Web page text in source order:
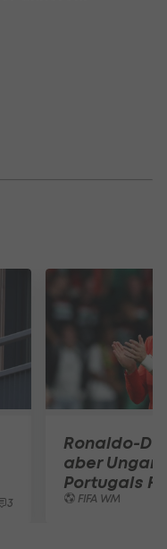
3
Ronaldo-
aber
Portugals
FIFA WM